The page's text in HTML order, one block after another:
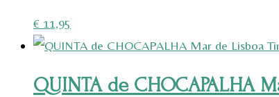
€ 11,95
QUINTA de CHOCAPALHA